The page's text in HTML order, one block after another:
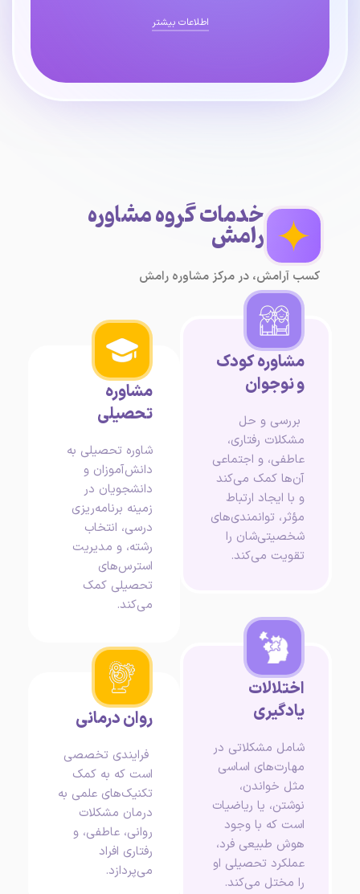
اطلاعات بیشتر
خدمات گروه مشاوره
رامش
کسب آرامش، در مرکز مشاوره رامش
مشاوره کودک
و نوجوان
بررسی و حل
مشکلات رفتاری،
عاطفی، و اجتماعی
آن‌ها کمک می‌کند
و با ایجاد ارتباط
مؤثر، توانمندی‌های
شخصیتی‌شان را
تقویت می‌کند.
مشاوره
تحصیلی
شاوره تحصیلی به
دانش‌آموزان و
دانشجویان در
زمینه برنامه‌ریزی
درسی، انتخاب
رشته، و مدیریت
استرس‌های
تحصیلی کمک
می‌کند.
اختلالات
یادگیری
شامل مشکلاتی در
مهارت‌های اساسی
مثل خواندن،
نوشتن، یا ریاضیات
است که با وجود
هوش طبیعی فرد،
عملکرد تحصیلی او
را مختل می‌کند.
روان درمانی
فرایندی تخصصی
است که به کمک
تکنیک‌های علمی به
درمان مشکلات
روانی، عاطفی، و
رفتاری افراد
می‌پردازد.